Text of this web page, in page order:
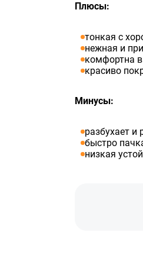
Плюсы:
тонкая с
нежная и
комфортна
красиво
Минусы:
разбухает и
быстро
низкая